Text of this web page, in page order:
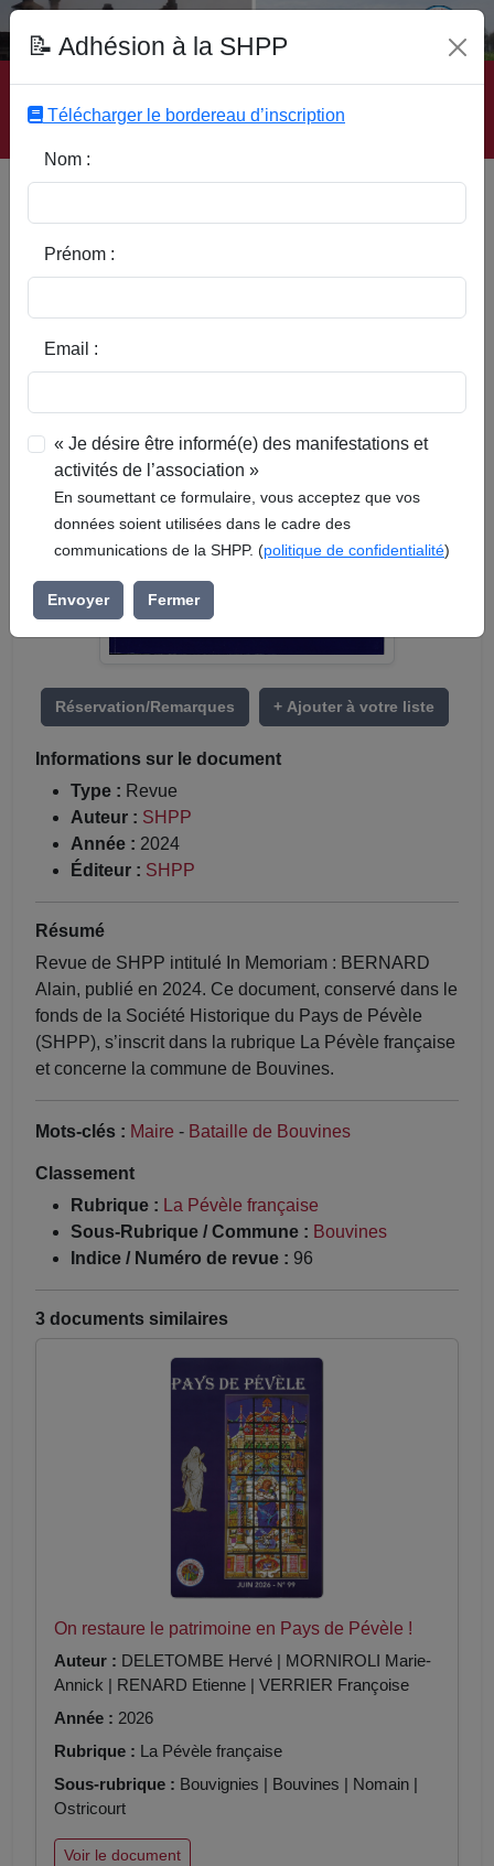
Accueil | Site SHPP | Auteurs | Editeurs | Rubriques |
Sous-Rubriques | Mots-Clefs | Contact
Réservation/Remarques + Ajouter à votre liste
Informations sur le document
Type : Revue
Auteur : SHPP
Année : 2024
Éditeur : SHPP
Résumé
Revue de SHPP intitulé In Memoriam : BERNARD
Alain, publié en 2024. Ce document, conservé dans le
fonds de la Société Historique du Pays de Pévèle
(SHPP), s’inscrit dans la rubrique La Pévèle française
et concerne la commune de Bouvines.
Mots-clés : Maire - Bataille de Bouvines
Classement
Rubrique : La Pévèle française
Sous-Rubrique / Commune : Bouvines
Indice / Numéro de revue : 96
3 documents similaires
On restaure le patrimoine en Pays de Pévèle !
Auteur : DELETOMBE Hervé | MORNIROLI Marie-
Annick | RENARD Etienne | VERRIER Françoise
Année : 2026
Rubrique : La Pévèle française
Sous-rubrique : Bouvignies | Bouvines | Nomain |
Ostricourt
Voir le document
📝 Adhésion à la SHPP
Télécharger le bordereau d’inscription
Nom :
Prénom :
Email :
« Je désire être informé(e) des manifestations et
activités de l’association »
En soumettant ce formulaire, vous acceptez que vos
données soient utilisées dans le cadre des
communications de la SHPP. (politique de confidentialité)
Envoyer Fermer